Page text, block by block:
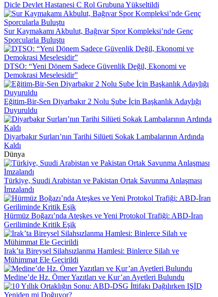
Dicle Devlet Hastanesi C Rol Grubuna Yükseltildi
Sur Kaymakamı Akbulut, Bağıvar Spor Kompleksi’nde Genç
Sporcularla Buluştu
DTSO: “Yeni Dönem Sadece Güvenlik Değil, Ekonomi ve
Demokrasi Meselesidir”
Eğitim-Bir-Sen Diyarbakır 2 Nolu Şube İçin Başkanlık Adaylığı
Duyuruldu
Diyarbakır Surları’nın Tarihi Silüeti Sokak Lambalarının Ardında
Kaldı
Dünya
Türkiye, Suudi Arabistan ve Pakistan Ortak Savunma Anlaşması
İmzalandı
Hürmüz Boğazı’nda Ateşkes ve Yeni Protokol Trafiği: ABD-İran
Geriliminde Kritik Eşik
Irak’ta Bireysel Silahsızlanma Hamlesi: Binlerce Silah ve
Mühimmat Ele Geçirildi
Medine’de Hz. Ömer Yazıtları ve Kur’an Ayetleri Bulundu